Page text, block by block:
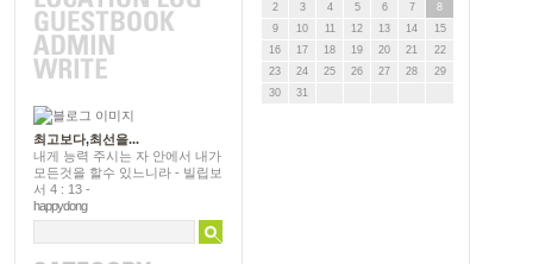
최고보다,최선을...
내게 능력 주시는 자 안에서 내가
모든것을 할수 있느니라 - 빌립보
서 4 : 13 -
happydong
2
3 4 5 6 7
8
9
10 11 12 13 14
15
16
17 18 19 20 21
22
23
24 25 26 27 28
29
30
31